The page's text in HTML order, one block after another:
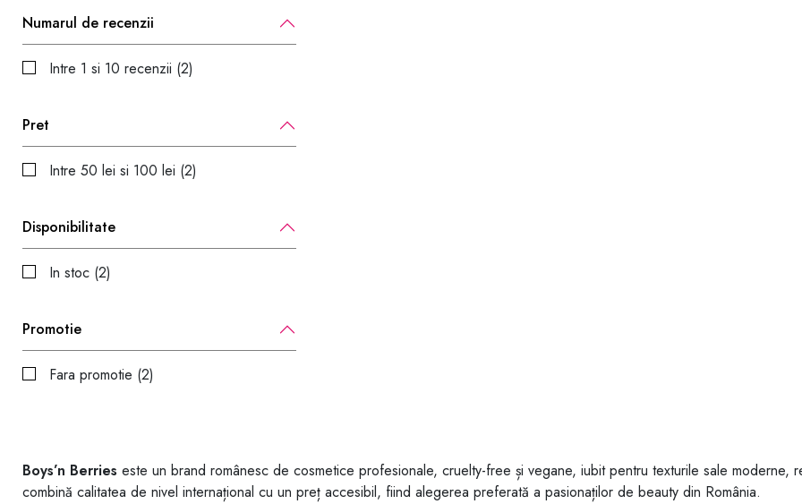
Numarul de recenzii
Intre 1 si 10 recenzii (2)
Pret
Intre 50 lei si 100 lei (2)
Disponibilitate
In stoc (2)
Promotie
Fara promotie (2)
Boys’n Berries este un brand românesc de cosmetice profesionale, cruelty-free și vegane, iubit pentru texturile sale moderne,
combină calitatea de nivel internațional cu un preț accesibil, fiind alegerea preferată a pasionaților de beauty din România.